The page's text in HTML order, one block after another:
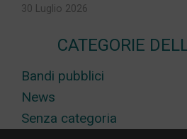
30 Luglio 2026
CATEGORIE
Bandi pubblici
News
Senza categoria